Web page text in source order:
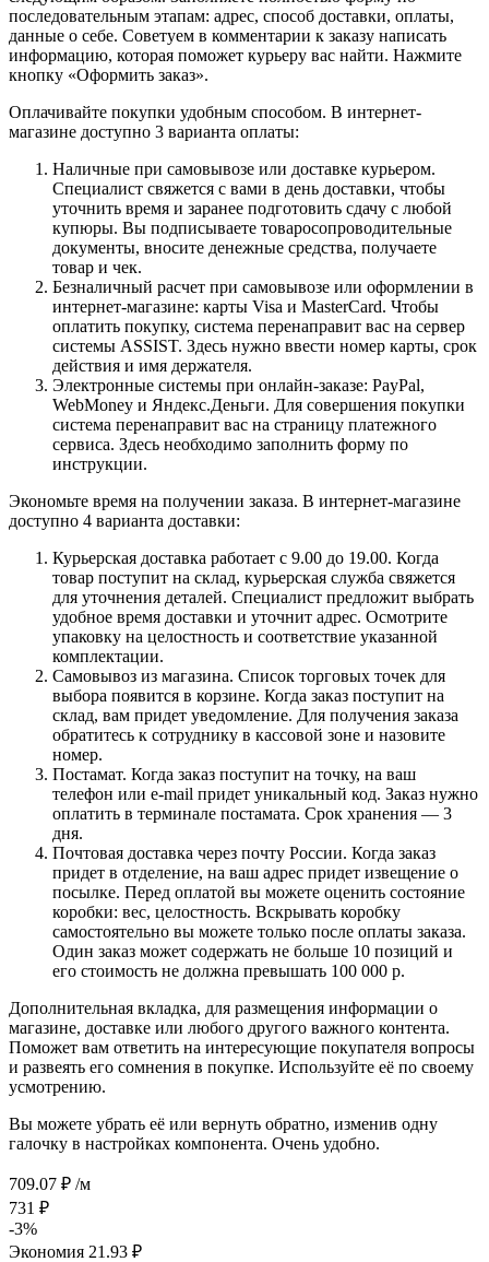
последовательным этапам: адрес, способ доставки, оплаты,
данные о себе. Советуем в комментарии к заказу написать
информацию, которая поможет курьеру вас найти. Нажмите
кнопку «Оформить заказ».
Оплачивайте покупки удобным способом. В интернет-
магазине доступно 3 варианта оплаты:
Наличные при самовывозе или доставке курьером.
Специалист свяжется с вами в день доставки, чтобы
уточнить время и заранее подготовить сдачу с любой
купюры. Вы подписываете товаросопроводительные
документы, вносите денежные средства, получаете
товар и чек.
Безналичный расчет при самовывозе или оформлении в
интернет-магазине: карты Visa и MasterCard. Чтобы
оплатить покупку, система перенаправит вас на сервер
системы ASSIST. Здесь нужно ввести номер карты, срок
действия и имя держателя.
Электронные системы при онлайн-заказе: PayPal,
WebMoney и Яндекс.Деньги. Для совершения покупки
система перенаправит вас на страницу платежного
сервиса. Здесь необходимо заполнить форму по
инструкции.
Экономьте время на получении заказа. В интернет-магазине
доступно 4 варианта доставки:
Курьерская доставка работает с 9.00 до 19.00. Когда
товар поступит на склад, курьерская служба свяжется
для уточнения деталей. Специалист предложит выбрать
удобное время доставки и уточнит адрес. Осмотрите
упаковку на целостность и соответствие указанной
комплектации.
Самовывоз из магазина. Список торговых точек для
выбора появится в корзине. Когда заказ поступит на
склад, вам придет уведомление. Для получения заказа
обратитесь к сотруднику в кассовой зоне и назовите
номер.
Постамат. Когда заказ поступит на точку, на ваш
телефон или e-mail придет уникальный код. Заказ нужно
оплатить в терминале постамата. Срок хранения — 3
дня.
Почтовая доставка через почту России. Когда заказ
придет в отделение, на ваш адрес придет извещение о
посылке. Перед оплатой вы можете оценить состояние
коробки: вес, целостность. Вскрывать коробку
самостоятельно вы можете только после оплаты заказа.
Один заказ может содержать не больше 10 позиций и
его стоимость не должна превышать 100 000 р.
Дополнительная вкладка, для размещения информации о
магазине, доставке или любого другого важного контента.
Поможет вам ответить на интересующие покупателя вопросы
и развеять его сомнения в покупке. Используйте её по своему
усмотрению.
Вы можете убрать её или вернуть обратно, изменив одну
галочку в настройках компонента. Очень удобно.
709.07 ₽ /м
731 ₽
-3%
Экономия 21.93 ₽